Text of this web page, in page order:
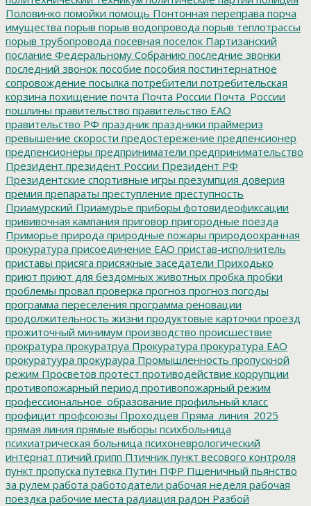
Половинко помойки помощь Понтонная переправа порча
имущества порыв порыв водопровода порыв теплотрассы
порыв трубопровода посевная поселок Партизанский
послание Федеральному Собранию последние звонки
последний звонок пособие пособия постинтернатное
сопровождение посылка потребители потребительская
корзина похищение почта Почта России Почта_России
пошлины правительство правительство ЕАО
правительство РФ праздник праздники праймериз
превышение скорости предостережение предпенсионер
предпенсионеры предприниматели предпринимательство
Президент президент России Президент РФ
Президентские спортивные игры презумпция доверия
премия препараты преступление преступность
Приамурский Приамурье приборы фотовидеофиксации
прививочная кампания приговор пригородные поезда
Приморье природа природные пожары природоохранная
прокуратура присоединение ЕАО пристав-исполнитель
приставы присяга присяжные заседатели Приходько
приют приют для бездомных животных пробка пробки
проблемы провал проверка прогноз прогноз погоды
программа переселения программа реновации
продолжительность жизни продуктовые карточки проезд
прожиточный минимум производство происшествие
прократура прокуратруа Прокуратура прокуратура ЕАО
прокуратуура прокураура Промышленность пропускной
режим Просветов протест противодействие коррупции
противопожарный период противопожарный режим
профессиональное_образование профильный класс
профицит профсоюзы Проходцев Пряма_линия_2025
прямая линия прямые выборы психбольница
психиатрическая больница психоневрологический
интернат птичий грипп Птичник пункт весового контроля
пункт пропуска путевка Путин ПФР Пшеничный пьянство
за рулем работа работодатели рабочая неделя рабочая
поездка рабочие места радиация радон Разбой